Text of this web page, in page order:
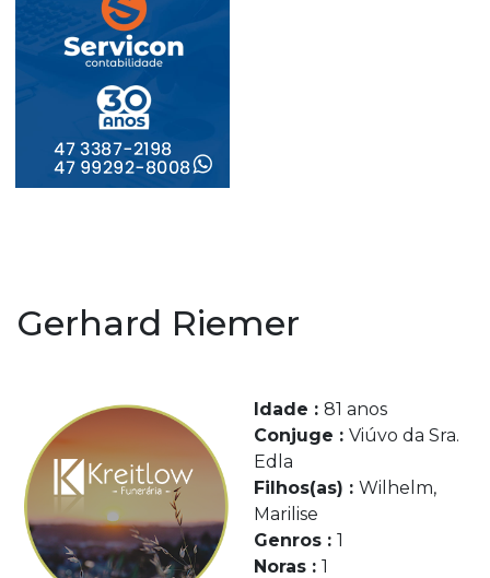
Gerhard Riemer
Idade : 81 anos
Conjuge : Viúvo da Sra.
Edla
Filhos(as) : Wilhelm,
Marilise
Genros : 1
Noras : 1